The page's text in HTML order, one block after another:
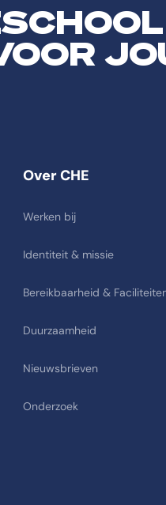
Over CHE
Werken bij
Identiteit & missie
Bereikbaarheid &
Duurzaamheid
Nieuwsbrieven
Onderzoek